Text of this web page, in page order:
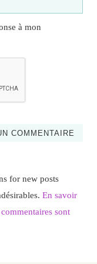
à mon
for new posts
En savoir
sont